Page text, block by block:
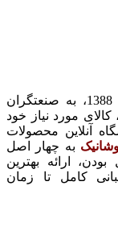
از سال 1388، به صنعتگران
مورد نیاز خود
آنلاین محصولات
به چهار اصل
بودن، ارائه بهترین
کامل تا زمان